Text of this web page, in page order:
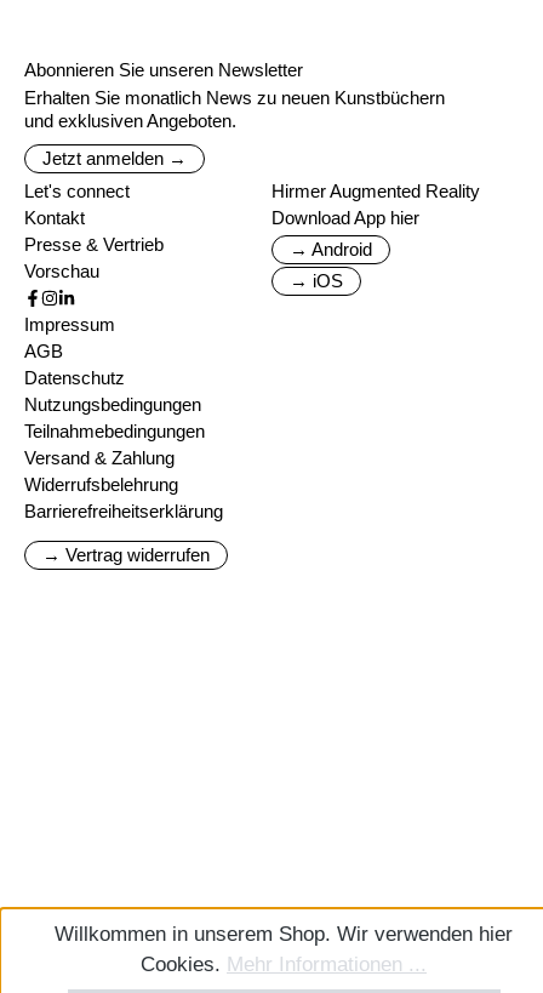
Abonnieren Sie unseren Newsletter
Erhalten Sie monatlich News zu neuen Kunstbüchern
und exklusiven Angeboten.
Jetzt anmelden →
Let's connect
Kontakt
Presse & Vertrieb
Vorschau
Hirmer Augmented Reality
Download App hier
→ Android
→ iOS
Impressum
AGB
Datenschutz
Nutzungsbedingungen
Teilnahmebedingungen
Versand & Zahlung
Widerrufsbelehrung
Barrierefreiheitserklärung
→ Vertrag widerrufen
Willkommen in unserem Shop. Wir verwenden hier
Cookies. Mehr Informationen ...